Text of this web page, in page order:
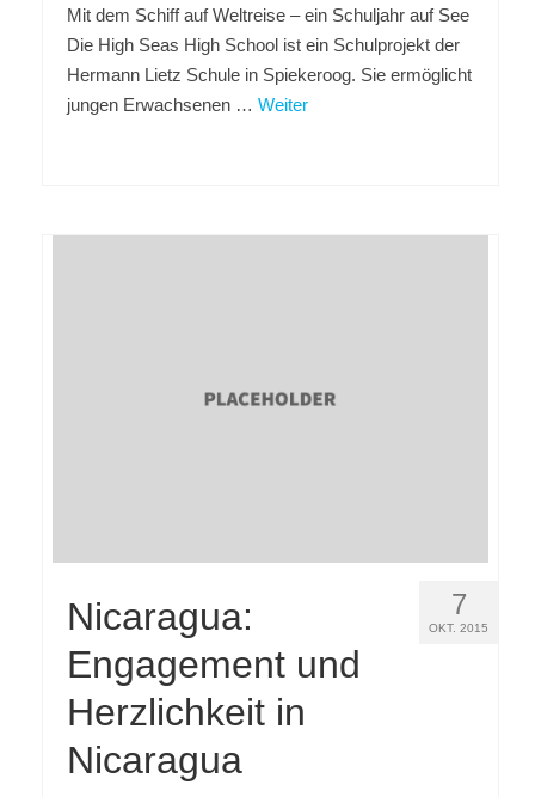
Mit dem Schiff auf Weltreise – ein Schuljahr auf See
Die High Seas High School ist ein Schulprojekt der
Hermann Lietz Schule in Spiekeroog. Sie ermöglicht
jungen Erwachsenen … Weiter
7
OKT. 2015
Nicaragua:
Engagement und
Herzlichkeit in
Nicaragua